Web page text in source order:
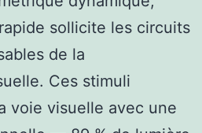
sollicite les circuits
de la
Ces stimuli
voie visuelle avec une